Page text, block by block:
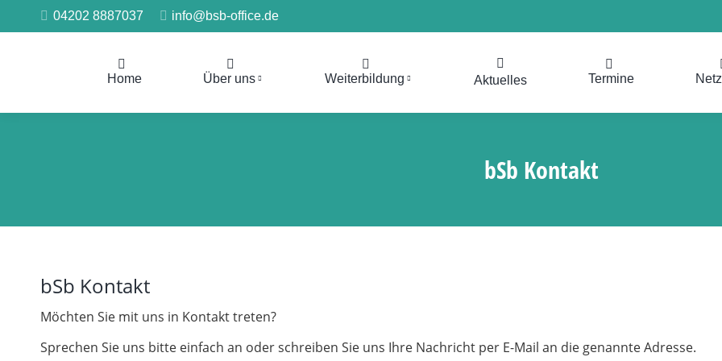
04202 8887037 info@bsb-office.de
Home Über uns Weiterbildung Aktuelles Termine
bSb Kontakt
bSb Kontakt
Möchten Sie mit uns in Kontakt treten?
Sprechen Sie uns bitte einfach an oder schreiben Sie uns Ihre Nachricht per E-Mail an die genannte Adresse.